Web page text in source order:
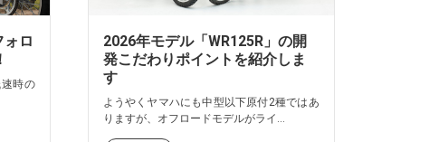
ォロ
時の
2026年モデル「WR125R」の開
発こだわりポイントを紹介しま
す
ようやくヤマハにも中型以下原付2種ではあ
りますが、オフロードモデルがライ...